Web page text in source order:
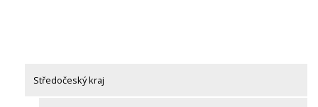
Středočeský kraj